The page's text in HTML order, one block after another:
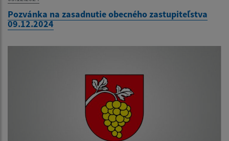
Pozvánka na zasadnutie obecného zastupiteľstva
09.12.2024